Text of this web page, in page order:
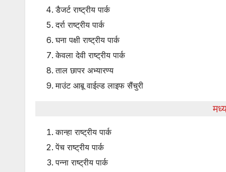
डैजर्ट राष्ट्रीय पार्क
दर्रा राष्ट्रीय पार्क
घना पक्षी राष्ट्रीय पार्क
केवला देवी राष्ट्रीय पार्क
ताल छापर अभ्यारण्य
माउंट आबू वाईल्ड लाइफ सैंचुरी
कान्हा राष्ट्रीय पार्क
पेंच राष्ट्रीय पार्क
पन्ना राष्ट्रीय पार्क